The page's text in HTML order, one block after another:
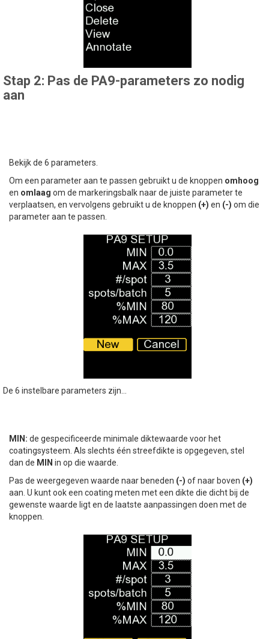
Stap 2: Pas de PA9-parameters zo nodig
aan
Bekijk de 6 parameters.
Om een parameter aan te passen gebruikt u de knoppen omhoog
en omlaag om de markeringsbalk naar de juiste parameter te
verplaatsen, en vervolgens gebruikt u de knoppen (+) en (-) om die
parameter aan te passen.
De 6 instelbare parameters zijn...
MIN: de gespecificeerde minimale diktewaarde voor het
coatingsysteem. Als slechts één streefdikte is opgegeven, stel
dan de MIN in op die waarde.
Pas de weergegeven waarde naar beneden (-) of naar boven (+)
aan. U kunt ook een coating meten met een dikte die dicht bij de
gewenste waarde ligt en de laatste aanpassingen doen met de
knoppen.